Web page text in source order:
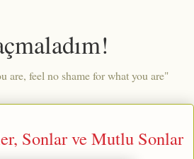
are, feel no shame for what you are"
Sonlar ve Mutlu Sonlar